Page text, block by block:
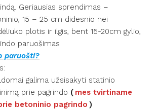
Geriausias sprendimas –
15 – 25 cm didesnio nei
plotis ir ilgis, bent 15-20cm gylio,
paruošimas
paruošti?
galima užsisakyti statinio
prie pagrindo ( mes tvirtiname
betoninio pagrindo )